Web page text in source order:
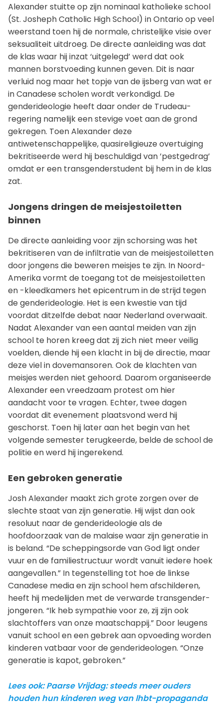
Alexander stuitte op zijn nominaal katholieke school
(St. Josheph Catholic High School) in Ontario op veel
weerstand toen hij de normale, christelijke visie over
seksualiteit uitdroeg. De directe aanleiding was dat
de klas waar hij inzat ‘uitgelegd’ werd dat ook
mannen borstvoeding kunnen geven. Dit is naar
verluid nog maar het topje van de ijsberg van wat er
in Canadese scholen wordt verkondigd. De
genderideologie heeft daar onder de Trudeau-
regering namelijk een stevige voet aan de grond
gekregen. Toen Alexander deze
antiwetenschappelijke, quasireligieuze overtuiging
bekritiseerde werd hij beschuldigd van ’pestgedrag’
omdat er een transgenderstudent bij hem in de klas
zat.
Jongens dringen de meisjestoiletten
binnen
De directe aanleiding voor zijn schorsing was het
bekritiseren van de infiltratie van de meisjestoiletten
door jongens die beweren meisjes te zijn. In Noord-
Amerika vormt de toegang tot de meisjestoiletten
en -kleedkamers het epicentrum in de strijd tegen
de genderideologie. Het is een kwestie van tijd
voordat ditzelfde debat naar Nederland overwaait.
Nadat Alexander van een aantal meiden van zijn
school te horen kreeg dat zij zich niet meer veilig
voelden, diende hij een klacht in bij de directie, maar
deze viel in dovemansoren. Ook de klachten van
meisjes werden niet gehoord. Daarom organiseerde
Alexander een vreedzaam protest om hier
aandacht voor te vragen. Echter, twee dagen
voordat dit evenement plaatsvond werd hij
geschorst. Toen hij later aan het begin van het
volgende semester terugkeerde, belde de school de
politie en werd hij ingerekend.
Een gebroken generatie
Josh Alexander maakt zich grote zorgen over de
slechte staat van zijn generatie. Hij wijst dan ook
resoluut naar de genderideologie als de
hoofdoorzaak van de malaise waar zijn generatie in
is beland. “De scheppingsorde van God ligt onder
vuur en de familiestructuur wordt vanuit iedere hoek
aangevallen.” In tegenstelling tot hoe de linkse
Canadese media en zijn school hem afschilderen,
heeft hij medelijden met de verwarde transgender-
jongeren. “Ik heb sympathie voor ze, zij zijn ook
slachtoffers van onze maatschappij.” Door leugens
vanuit school en een gebrek aan opvoeding worden
kinderen vatbaar voor de genderideologen. “Onze
generatie is kapot, gebroken.”
Lees ook: Paarse Vrijdag: steeds meer ouders
houden hun kinderen weg van lhbt-propaganda